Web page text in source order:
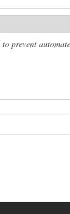
prevent